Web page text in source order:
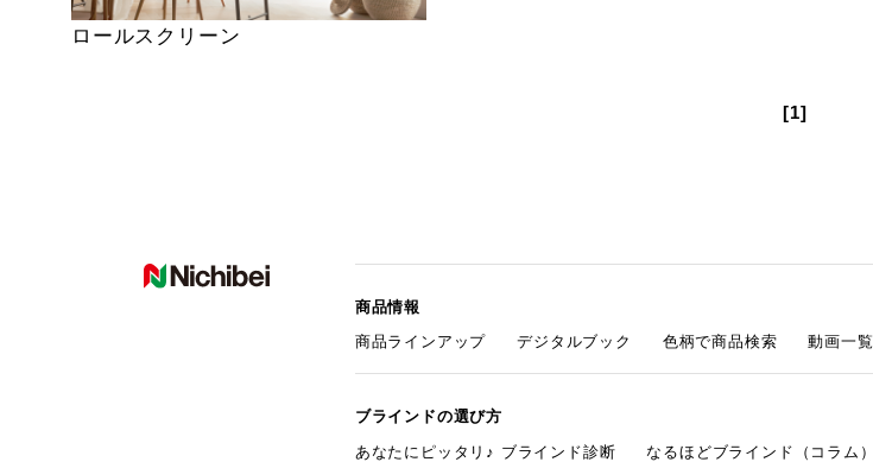
ロールスクリーン
[1]
商品情報
商品ラインアップ
デジタルブック 色柄で商品検索 動画一覧
ブラインドの選び方
あなたにピッタリ♪ ブラインド診断
なるほどブラインド（コラム）